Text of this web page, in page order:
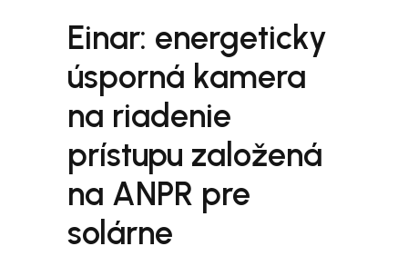
Einar: energeticky
úsporná kamera
na riadenie
prístupu založená
na ANPR pre
solárne